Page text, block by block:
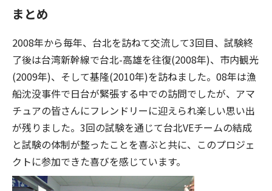
まとめ
2008年から毎年、台北を訪ねて交流して3回目、試験終
了後は台湾新幹線で台北-高雄を往復(2008年)、市内観光
(2009年)、そして基隆(2010年)を訪ねました。08年は漁
船沈没事件で日台が緊張する中での訪問でしたが、アマ
チュアの皆さんにフレンドリーに迎えられ楽しい思い出
が残りました。3回の試験を通じて台北VEチームの結成
と試験の体制が整ったことを喜ぶと共に、このプロジェ
クトに参加できた喜びを感じています。